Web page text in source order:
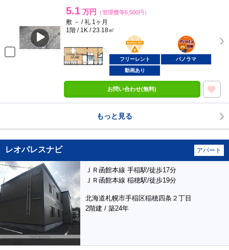
5.1 万円 （管理費等6,500円）
敷 － / 礼 1ヶ月
1階 / 1K / 23.18㎡
BunChinPAY
ポンタ
部屋
フリーレント
パノラマ
動画あり
お問い合わせ(無料)
もっと見る
レオパレスナビ アパート
ＪＲ函館本線 手稲駅/徒歩17分
ＪＲ函館本線 稲穂駅/徒歩19分
北海道札幌市手稲区稲穂四条２丁目
2階建 / 築24年